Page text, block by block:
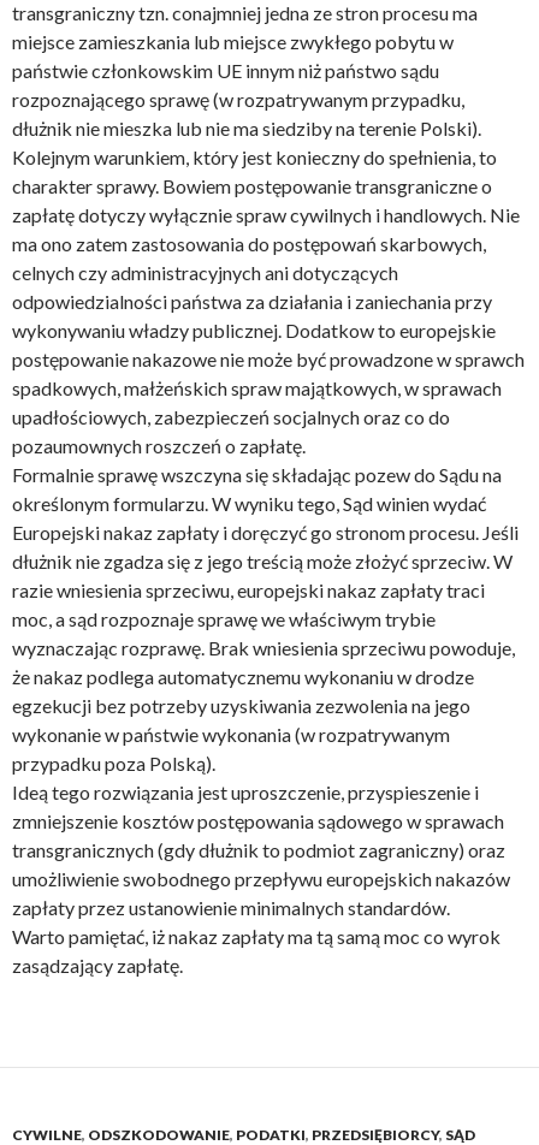
transgraniczny tzn. conajmniej jedna ze stron procesu ma
miejsce zamieszkania lub miejsce zwykłego pobytu w
państwie członkowskim UE innym niż państwo sądu
rozpoznającego sprawę (w rozpatrywanym przypadku,
dłużnik nie mieszka lub nie ma siedziby na terenie Polski).
Kolejnym warunkiem, który jest konieczny do spełnienia, to
charakter sprawy. Bowiem postępowanie transgraniczne o
zapłatę dotyczy wyłącznie spraw cywilnych i handlowych. Nie
ma ono zatem zastosowania do postępowań skarbowych,
celnych czy administracyjnych ani dotyczących
odpowiedzialności państwa za działania i zaniechania przy
wykonywaniu władzy publicznej. Dodatkow to europejskie
postępowanie nakazowe nie może być prowadzone w sprawch
spadkowych, małżeńskich spraw majątkowych, w sprawach
upadłościowych, zabezpieczeń socjalnych oraz co do
pozaumownych roszczeń o zapłatę.
Formalnie sprawę wszczyna się składając pozew do Sądu na
określonym formularzu. W wyniku tego, Sąd winien wydać
Europejski nakaz zapłaty i doręczyć go stronom procesu. Jeśli
dłużnik nie zgadza się z jego treścią może złożyć sprzeciw. W
razie wniesienia sprzeciwu, europejski nakaz zapłaty traci
moc, a sąd rozpoznaje sprawę we właściwym trybie
wyznaczając rozprawę. Brak wniesienia sprzeciwu powoduje,
że nakaz podlega automatycznemu wykonaniu w drodze
egzekucji bez potrzeby uzyskiwania zezwolenia na jego
wykonanie w państwie wykonania (w rozpatrywanym
przypadku poza Polską).
Ideą tego rozwiązania jest uproszczenie, przyspieszenie i
zmniejszenie kosztów postępowania sądowego w sprawach
transgranicznych (gdy dłużnik to podmiot zagraniczny) oraz
umożliwienie swobodnego przepływu europejskich nakazów
zapłaty przez ustanowienie minimalnych standardów.
Warto pamiętać, iż nakaz zapłaty ma tą samą moc co wyrok
zasądzający zapłatę.
CYWILNE, ODSZKODOWANIE, PODATKI, PRZEDSIĘBIORCY, SĄD